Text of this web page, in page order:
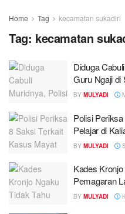
Home Tag kecamatan sukadiri
Tag: kecamatan
Diduga
Guru Ngaji di
BY MULYADI
Polisi
Pelajar di
BY MULYADI
Kades
Pemagaran
BY MULYADI